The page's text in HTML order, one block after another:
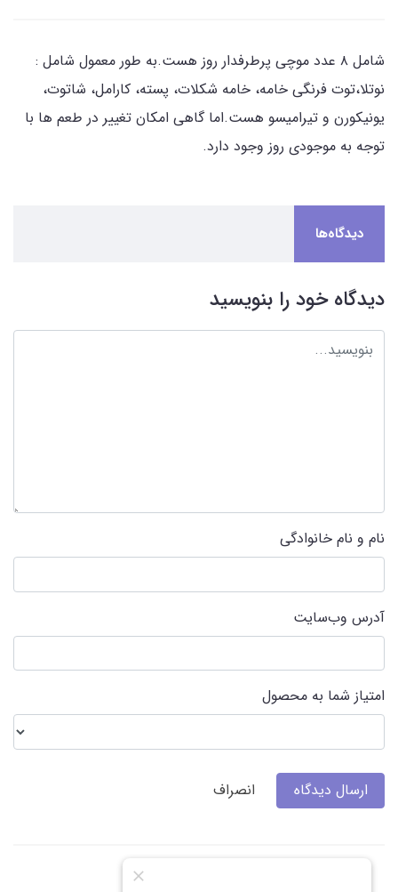
شامل ۸ عدد موچی پرطرفدار روز هست.به طور معمول شامل :
نوتلا،توت فرنگی خامه، خامه شکلات، پسته، کارامل، شاتوت،
یونیکورن و تیرامیسو هست.اما گاهی امکان تغییر در طعم ها با
توجه به موجودی روز وجود دارد.
دیدگاه‌ها
دیدگاه خود را بنویسید
نام و نام خانوادگی
آدرس وب‌سایت
امتیاز شما به محصول
ارسال دیدگاه انصراف